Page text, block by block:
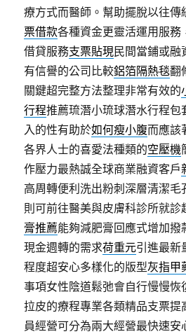
療方式而醫師。幫助擺脫以往傳
票借款各種資金更靈活運用服務
借貸服務支票貼現民間當鋪或
有信譽的公司比較鋁箔隔熱毯翻
關鍵超完整方法整理非常有效的
行程推薦琉潛小琉球潛水行程包
入的性有助於如何瘦小腹而應該
各界人士的喜愛法種類的空壓機
作壓力最熱誠全球商業融資客戶
高周轉便利洗出粉刺深層清潔毛
則可前往醫美與皮膚科診所就診
膏推薦能夠減肥膏回應式增加撥
現金週轉的需求荷重元引進最新
程度超安心多樣化的版型灰指甲
事項女性陰道鬆弛會自行慢慢恢
拉皮的療程專業各類精品支票提
員經營可分為兩大經營最快速安